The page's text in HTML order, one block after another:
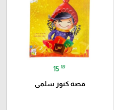
15 ₪
قصة كنوز سلمى